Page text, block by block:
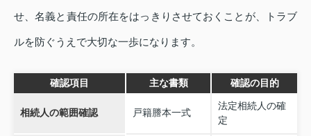
せ、名義と責任の所在をはっきりさせておくことが、トラブ
ルを防ぐうえで大切な一歩になります。
確認項目 主な書類 確認の目的
相続人の範囲確認 戸籍謄本一式
法定相続人の確
定